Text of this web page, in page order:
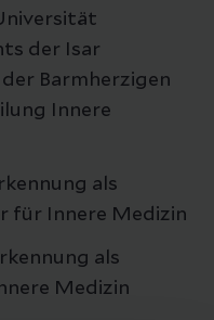
der Isar
Barmherzigen
Innere
als
für Innere Medizin
als
Medizin